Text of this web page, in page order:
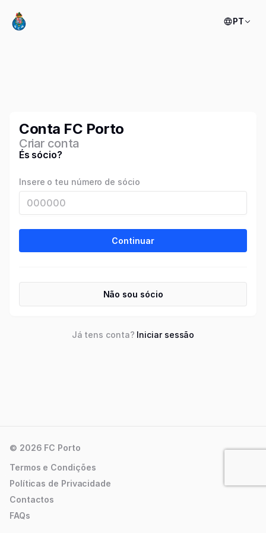
PT
Conta FC Porto
Criar conta
És sócio?
Insere o teu número de sócio
Continuar
Não sou sócio
Já tens conta? Iniciar sessão
© 2026 FC Porto
Termos e Condições
Políticas de Privacidade
Contactos
FAQs